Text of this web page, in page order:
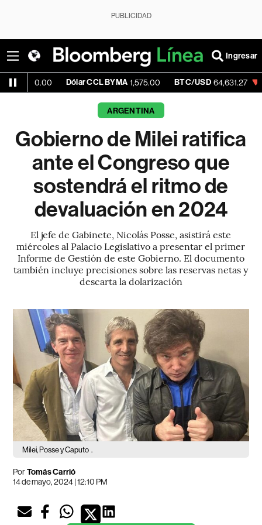
PUBLICIDAD
Ingresar
Dólar CCL BYMA 1,575.00 BTC/USD 64,631.27 -0.24%
ARGENTINA
Gobierno de Milei ratifica
ante el Congreso que
sostendrá el ritmo de
devaluación en 2024
El jefe de Gabinete, Nicolás Posse, asistirá este
miércoles al Palacio Legislativo a presentar el primer
Informe de Gestión de este Gobierno. El documento
también incluye precisiones sobre las reservas netas y
descarta la dolarización
Milei, Posse y Caputo .
PorTomás Carrió
14 de mayo, 2024 | 12:10 PM